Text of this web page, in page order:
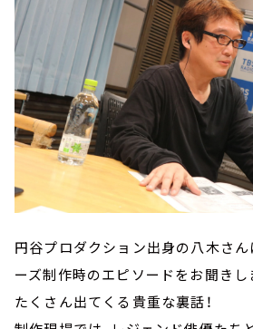
円谷プロダクション出身の八木さん
ーズ制作時のエピソードをお聞きし
たくさん出てくる貴重な裏話！